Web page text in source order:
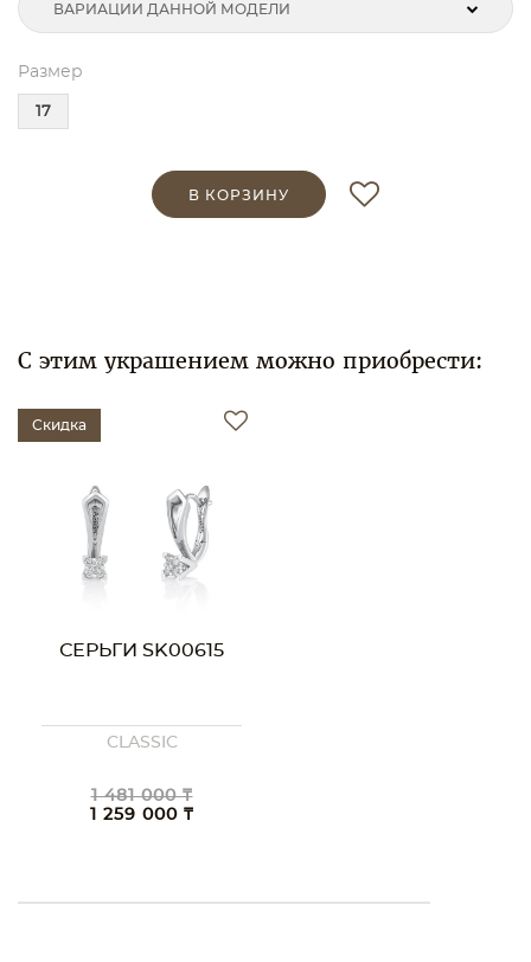
ВАРИАЦИИ ДАННОЙ МОДЕЛИ
Размер
17
В КОРЗИНУ
С этим украшением можно приобрести:
Скидка
СЕРЬГИ SK00615
CLASSIC
1 481 000 ₸
1 259 000 ₸